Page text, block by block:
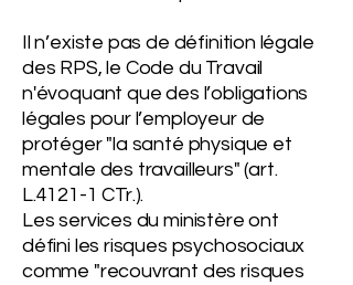
Il n’existe pas de définition légale
des RPS, le Code du Travail
n'évoquant que des l’obligations
légales pour l’employeur de
protéger "la santé physique et
mentale des travailleurs" (art.
L.4121-1 CTr.).
Les services du ministère ont
défini les risques psychosociaux
comme "recouvrant des risques